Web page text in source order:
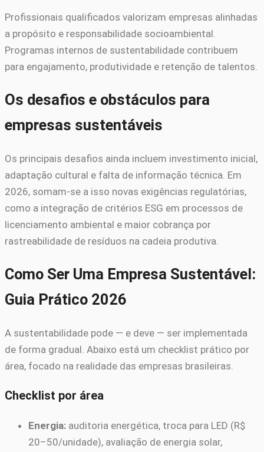
Profissionais qualificados valorizam empresas alinhadas
a propósito e responsabilidade socioambiental.
Programas internos de sustentabilidade contribuem
para engajamento, produtividade e retenção de talentos.
Os desafios e obstáculos para
empresas sustentáveis
Os principais desafios ainda incluem investimento inicial,
adaptação cultural e falta de informação técnica. Em
2026, somam-se a isso novas exigências regulatórias,
como a integração de critérios ESG em processos de
licenciamento ambiental e maior cobrança por
rastreabilidade de resíduos na cadeia produtiva.
Como Ser Uma Empresa Sustentável:
Guia Prático 2026
A sustentabilidade pode — e deve — ser implementada
de forma gradual. Abaixo está um checklist prático por
área, focado na realidade das empresas brasileiras.
Checklist por área
Energia: auditoria energética, troca para LED (R$
20–50/unidade), avaliação de energia solar,